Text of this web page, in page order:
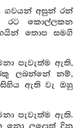
ගවයන් අසුන් රන්
රට කොල්ලකන
තොප සමගි
පැවැත්ම ඇති,
ලබන්නේ නම්,
සිහිය ඇති වැ ඔහු
පැවැත්ම ඇති.